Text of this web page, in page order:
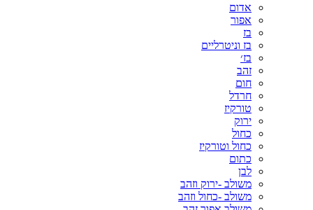
אדום
אפור
בז
בז וניטרליים
בז׳
זהב
חום
חרדל
טורקיז
ירוק
כחול
כחול וטורקיז
כתום
לבן
משולב -ירוק וזהב
משולב -כחול וזהב